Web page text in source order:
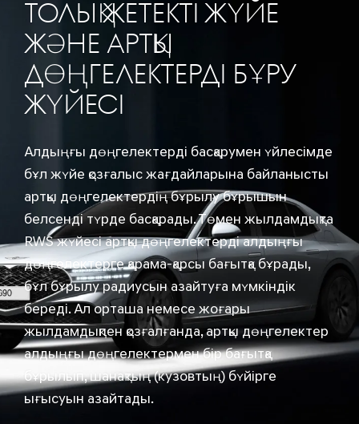
ТОЛЫҚ ЖЕТЕКТІ ЖҮЙЕ
ЖӘНЕ АРТҚЫ
ДӨҢГЕЛЕКТЕРДІ БҰРУ
ЖҮЙЕСІ
Алдыңғы дөңгелектерді басқарумен үйлесімде
бұл жүйе қозғалыс жағдайларына байланысты
артқы дөңгелектердің бұрылу бұрышын
белсенді түрде басқарады. Төмен жылдамдықта
RWS жүйесі артқы дөңгелектерді алдыңғы
дөңгелектерге қарама-қарсы бағытқа бұрады,
бұл бұрылу радиусын азайтуға мүмкіндік
береді. Ал орташа немесе жоғары
жылдамдықпен қозғалғанда, артқы дөңгелектер
алдыңғы дөңгелектермен бір бағытқа
бұрылып, шанақтың (кузовтың) бүйірге
ығысуын азайтады.